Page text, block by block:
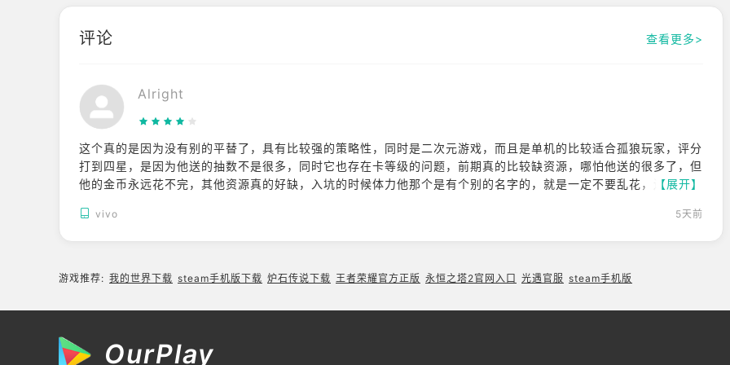
相。一、卡厄思梦
8日上线。以下只
评论 查看更多>
Alright
这个真的是因为没有别的平替了，具有比较强的策略性，同时是二次元游戏，而且是单机的比较适合孤狼玩家，评分
打到四星，是因为他送的抽数不是很多，同时它也存在卡等级的问题，前期真的比较缺资源，哪怕他送的很多了，但
他的金币永远花不完，其他资源真的好缺，入坑的时候体力他那个是有个别的名字的，就是一定不要乱花，还有他英
的英雄一直过牌，一直发动，你如果是个克劳的话，确实很推荐你买有机，因为我自己抽到了，我发现她是非常方便
【展开】
vivo 5天前
游戏推荐: 我的世界下载 steam手机版下载 炉石传说下载 王者荣耀官方正版 永恒之塔2官网入口 光遇官服 steam手机版
OurPlay